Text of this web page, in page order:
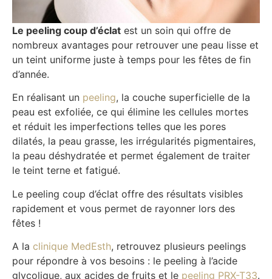
Le peeling coup d’éclat est un soin qui offre de
nombreux avantages pour retrouver une peau lisse et
un teint uniforme juste à temps pour les fêtes de fin
d’année.
En réalisant un peeling, la couche superficielle de la
peau est exfoliée, ce qui élimine les cellules mortes
et réduit les imperfections telles que les pores
dilatés, la peau grasse, les irrégularités pigmentaires,
la peau déshydratée et permet également de traiter
le teint terne et fatigué.
Le peeling coup d’éclat offre des résultats visibles
rapidement et vous permet de rayonner lors des
fêtes !
A la clinique MedEsth, retrouvez plusieurs peelings
pour répondre à vos besoins : le peeling à l’acide
glycolique, aux acides de fruits et le peeling PRX-T33.